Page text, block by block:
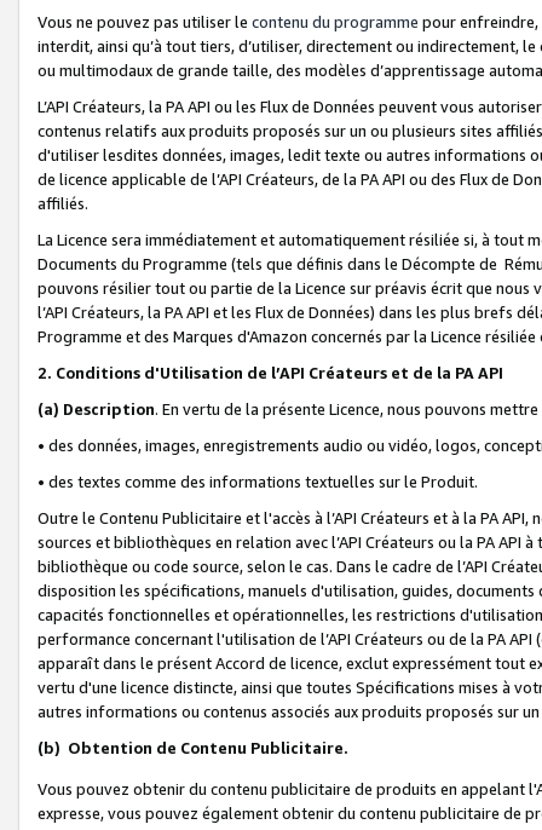
Vous ne pouvez pas utiliser le contenu du programme pour
interdit, ainsi qu’à tout tiers, d’utiliser, directement ou indirectement,
ou multimodaux de grande taille, des modèles d’apprentissage
L’API Créateurs, la PA API ou les Flux de Données peuvent vous
contenus relatifs aux produits proposés sur un ou plusieurs sites
d'utiliser lesdites données, images, ledit texte ou autres informations
de licence applicable de l’API Créateurs, de la PA API ou des Flux de
affiliés.
La Licence sera immédiatement et automatiquement résiliée si, à
Documents du Programme (tels que définis dans le Décompte de
pouvons résilier tout ou partie de la Licence sur préavis écrit que
l’API Créateurs, la PA API et les Flux de Données) dans les plus
Programme et des Marques d'Amazon concernés par la Licence
2. Conditions d'Utilisation de l’API Créateurs et de la PA API
(a) Description. En vertu de la présente Licence, nous pouvons
• des données, images, enregistrements audio ou vidéo, logos,
• des textes comme des informations textuelles sur le Produit.
Outre le Contenu Publicitaire et l'accès à l’API Créateurs et à la PA
sources et bibliothèques en relation avec l’API Créateurs ou la PA
bibliothèque ou code source, selon le cas. Dans le cadre de l’API
disposition les spécifications, manuels d'utilisation, guides,
capacités fonctionnelles et opérationnelles, les restrictions
performance concernant l'utilisation de l’API Créateurs ou de la PA
apparaît dans le présent Accord de licence, exclut expressément tout
vertu d'une licence distincte, ainsi que toutes Spécifications mises à
autres informations ou contenus associés aux produits proposés sur
(b) Obtention de Contenu Publicitaire.
Vous pouvez obtenir du contenu publicitaire de produits en appelant
expresse, vous pouvez également obtenir du contenu publicitaire de